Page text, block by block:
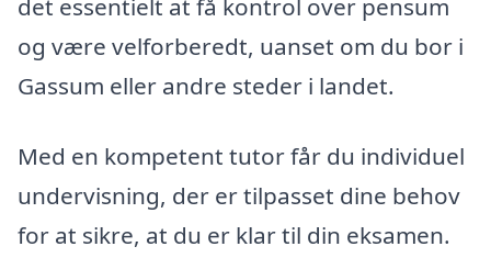
det essentielt at få kontrol over pensum
og være velforberedt, uanset om du bor i
Gassum eller andre steder i landet.
Med en kompetent tutor får du individuel
undervisning, der er tilpasset dine behov
for at sikre, at du er klar til din eksamen.